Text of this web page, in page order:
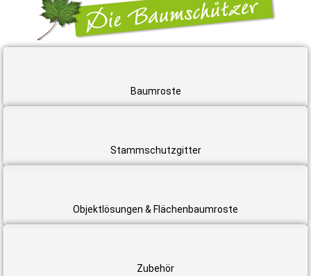
Baumroste
Stammschutzgitter
Objektlösungen & Flächenbaumroste
Zubehör